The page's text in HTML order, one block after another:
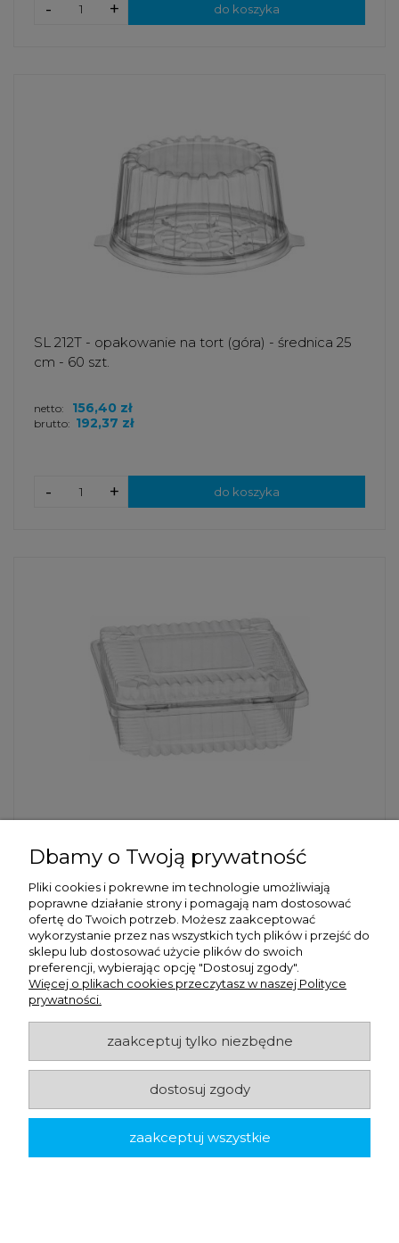
+
- do koszyka
SL 212T - opakowanie na tort (góra) - średnica 25
cm - 60 szt.
brutto: 192,37 zł
netto: 156,40 zł
+
- do koszyka
SL 25 PN - pojemnik na ciasto - 12,5 x 12,5 x 5 cm -
brutto: 48,27 zł
netto: 39,24 zł
+
- do koszyka
Dbamy o Twoją prywatność
Pliki cookies i pokrewne im technologie umożliwiają
poprawne działanie strony i pomagają nam dostosować
ofertę do Twoich potrzeb. Możesz zaakceptować
wykorzystanie przez nas wszystkich tych plików i przejść do
sklepu lub dostosować użycie plików do swoich
preferencji, wybierając opcję "Dostosuj zgody".
Więcej o plikach cookies przeczytasz w naszej Polityce
prywatności.
zaakceptuj tylko niezbędne
dostosuj zgody
zaakceptuj wszystkie